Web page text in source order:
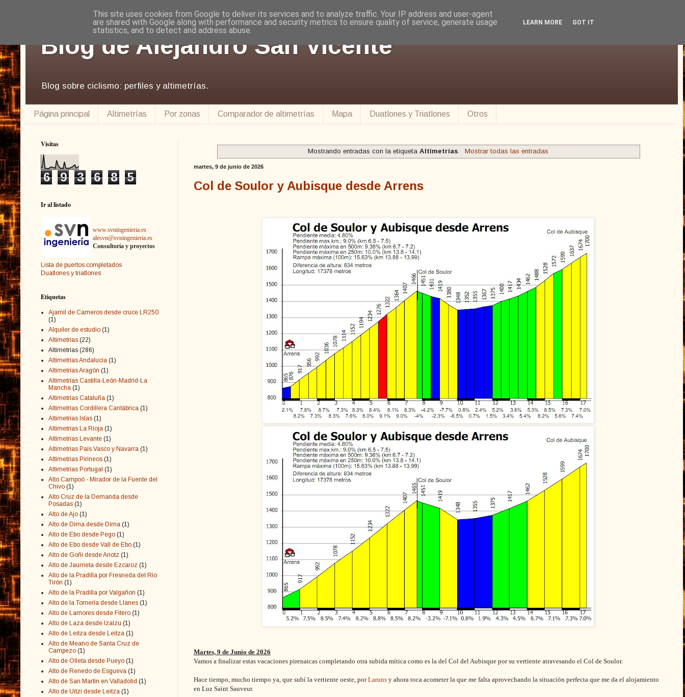
Blog de Alejandro San Vicente
Blog sobre ciclismo: perfiles y altimetrías.
Página principal Altimetrías Por zonas Comparador de altimetrías Mapa Duatlones y Triatlones Otros
Mostrando entradas con la etiquetaAltimetrías Mostrar todas las entradas
martes, 9 de junio de 2026
Col de Soulor y Aubisque desde Arrens
Martes, 9 de Junio de 2026
Vamos a finalizar estas vacaciones pirenaicas completando otra subida mítica como es la del Col del Aubisque por su vertiente atravesando el Col de Soulor.
Hace tiempo, mucho tiempo ya, que subí la vertiente oeste, porLaruns y ahora toca acometer la que me falta aprovechando la situación perfecta que me da el alojamiento
en Luz Saint Sauveur.
Visitas
6 9 3 6 8 5
Ir al listado
www.svningenieria.es
alesvn@svningenieria.es
Consultoría y proyectos
Lista de puertos completados
Duatlones y triatlones
Etiquetas
Ajamil de Cameros desde cruce LR250
(1)
Alquiler de estudio (1)
Altimetrias (22)
Altimetrías (286)
Altimetrías Andalucía (1)
Altimetrías Aragón (1)
Altimetrías Castilla-León-Madrid-La
Mancha (1)
Altimetrías Cataluña (1)
Altimetrías Cordillera Cantábrica (1)
Altimetrías Islas (1)
Altimetrías La Rioja (1)
Altimetrías Levante (1)
Altimetrías País Vasco y Navarra (1)
Altimetrias Pirineos (1)
Altimetrías Portugal (1)
Alto Campoó - Mirador de la Fuente del
Chivo (1)
Alto Cruz de la Demanda desde
Posadas (1)
Alto de Ajo (1)
Alto de Dima desde Dima (1)
Alto de Ebo desde Pego (1)
Alto de Ebo desde Vall de Ebo (1)
Alto de Goñi desde Anotz (1)
Alto de Jaurrieta desde Ezcaroz (1)
Alto de la Pradilla por Fresneda del Río
Tirón (1)
Alto de la Pradilla por Valgañon (1)
Alto de la Tornería desde Llanes (1)
Alto de Lamores desde Fitero (1)
Alto de Laza desde Izalzu (1)
Alto de Leitza desde Leitza (1)
Alto de Meano de Santa Cruz de
Campezo (1)
Alto de Olleta desde Pueyo (1)
Alto de Renedo de Esgueva (1)
Alto de San Martín en Valladolid (1)
Alto de Uitzi desde Leitza (1)
This site uses cookies from Google to deliver its services and to analyze traffic. Your IP address and user-agent
are shared with Google along with performance and security metrics to ensure quality of service, generate usage
statistics, and to detect and address abuse.
LEARN MORE GOT IT